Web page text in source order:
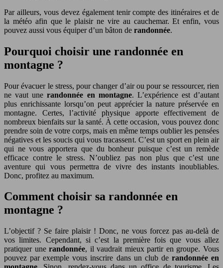
Par ailleurs, vous devez également tenir compte des itinéraires et de
la météo afin que le plaisir ne vire au cauchemar. Et enfin, vous
pouvez aussi vous équiper d’un bâton de randonnée.
Pourquoi choisir une randonnée en
montagne ?
Pour évacuer le stress, pour changer d’air ou pour se ressourcer, rien
ne vaut unerandonnée en montagne. L’expérience est d’autant
plus enrichissante lorsqu’on peut apprécier la nature préservée en
montagne. Certes, l’activité physique apporte effectivement de
nombreux bienfaits sur la santé. À cette occasion, vous pouvez donc
prendre soin de votre corps, mais en même temps oublier les pensées
négatives et les soucis qui vous tracassent. C’est un sport en plein air
qui ne vous apportera que du bonheur puisque c’est un remède
efficace contre le stress. N’oubliez pas non plus que c’est une
aventure qui vous permettra de vivre des instants inoubliables.
Donc, profitez au maximum.
Comment choisir sa randonnée en
montagne ?
L’objectif ? Se faire plaisir ! Donc, ne vous forcez pas au-delà de
vos limites. Cependant, si c’est la première fois que vous allez
pratiquer unerandonnée, il vaudrait mieux partir en groupe. Vous
pouvez par exemple vous inscrire dans un club de randonnée en